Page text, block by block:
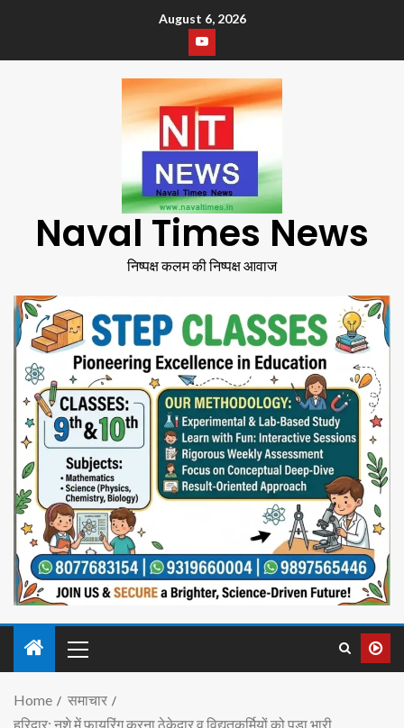
August 6, 2026
Naval Times News
निष्पक्ष कलम की निष्पक्ष आवाज
Home
समाचार
हरिद्वार: नशे में फायरिंग करना ठेकेदार व विद्युतकर्मियों को पड़ा भारी,